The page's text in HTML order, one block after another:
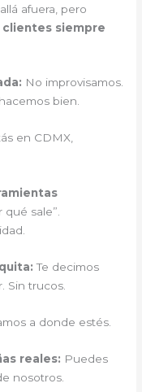
afuera, pero
clientes siempre
No improvisamos.
bien.
en CDMX,
qué sale”.
Te decimos
Sin trucos.
a donde estés.
reales: Puedes
nosotros.